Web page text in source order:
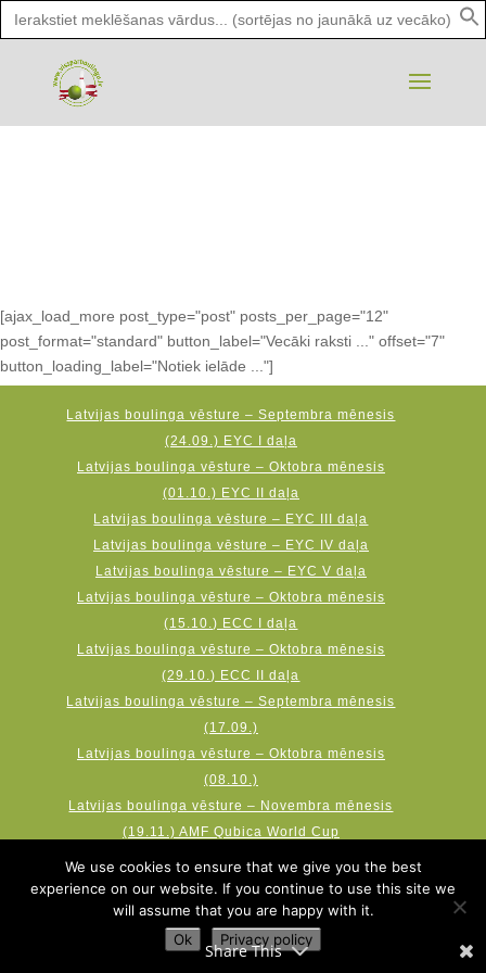
Search
for:
[ajax_load_more post_type="post" posts_per_page="12"
post_format="standard" button_label="Vecāki raksti ..." offset="7"
button_loading_label="Notiek ielāde ..."]
Latvijas boulinga vēsture – Septembra mēnesis
(24.09.) EYC I daļa
Latvijas boulinga vēsture – Oktobra mēnesis
(01.10.) EYC II daļa
Latvijas boulinga vēsture – EYC III daļa
Latvijas boulinga vēsture – EYC IV daļa
Latvijas boulinga vēsture – EYC V daļa
Latvijas boulinga vēsture – Oktobra mēnesis
(15.10.) ECC I daļa
Latvijas boulinga vēsture – Oktobra mēnesis
(29.10.) ECC II daļa
Latvijas boulinga vēsture – Septembra mēnesis
(17.09.)
Latvijas boulinga vēsture – Oktobra mēnesis
(08.10.)
Latvijas boulinga vēsture – Novembra mēnesis
(19.11.) AMF Qubica World Cup
Share This
We use cookies to ensure that we give you the best
experience on our website. If you continue to use this site we
will assume that you are happy with it.
Ok
Privacy policy